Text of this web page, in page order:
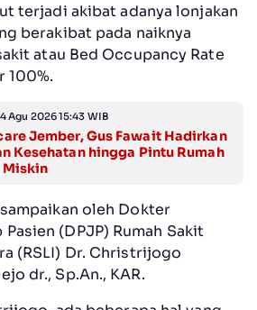
terjadi akibat adanya lonjakan
berakibat pada naiknya
atau Bed Occupancy Rate
100%.
Agu 2026 15:43 WIB
Jember, Gus Fawait Hadirkan
Kesehatan hingga Pintu Rumah
Miskin
oleh Dokter
(DPJP) Rumah Sakit
(RSLI) Dr. Christrijogo
dr., Sp.An., KAR.